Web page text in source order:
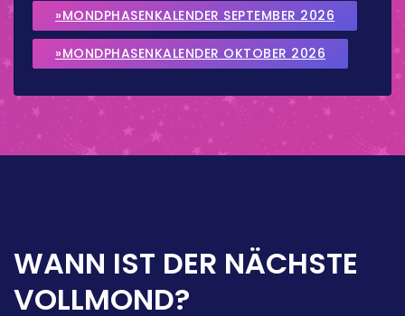
»MONDPHASENKALENDER SEPTEMBER 2026
»MONDPHASENKALENDER OKTOBER 2026
WANN IST DER NÄCHSTE
VOLLMOND?